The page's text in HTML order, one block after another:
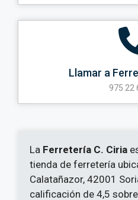
Llamar a
975 22
La Ferretería C. Ciria
tienda de ferretería
Calatañazor, 42001
calificación de 4,5